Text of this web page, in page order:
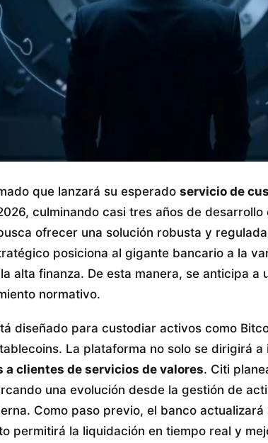
que lanzará su esperado servicio de
culminando casi tres años de
ofrecer una solución robusta y
posiciona al gigante bancario a la
alta finanza. De esta manera, se anticipa a
normativo.
diseñado para custodiar activos como
La plataforma no solo se dirigirá
a clientes de servicios de valores. Citi
una evolución desde la gestión de
Como paso previo, el banco
permitirá la liquidación en tiempo real y